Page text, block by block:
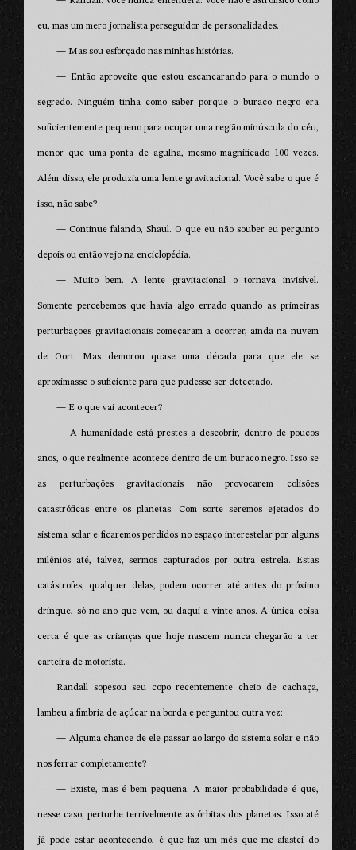
eu, mas um mero jornalista perseguidor de personalidades.
— Mas sou esforçado nas minhas histórias.
— Então aproveite que estou escancarando para o mundo o
segredo. Ninguém tinha como saber porque o buraco negro era
suficientemente pequeno para ocupar uma região minúscula do céu,
menor que uma ponta de agulha, mesmo magnificado 100 vezes.
Além disso, ele produzia uma lente gravitacional. Você sabe o que é
isso, não sabe?
— Continue falando, Shaul. O que eu não souber eu pergunto
depois ou então vejo na enciclopédia.
— Muito bem. A lente gravitacional o tornava invisível.
Somente percebemos que havia algo errado quando as primeiras
perturbações gravitacionais começaram a ocorrer, ainda na nuvem
de Oort. Mas demorou quase uma década para que ele se
aproximasse o suficiente para que pudesse ser detectado.
— E o que vai acontecer?
— A humanidade está prestes a descobrir, dentro de poucos
anos, o que realmente acontece dentro de um buraco negro. Isso se
as perturbações gravitacionais não provocarem colisões
catastróficas entre os planetas. Com sorte seremos ejetados do
sistema solar e ficaremos perdidos no espaço interestelar por alguns
milênios até, talvez, sermos capturados por outra estrela. Estas
catástrofes, qualquer delas, podem ocorrer até antes do próximo
drinque, só no ano que vem, ou daqui a vinte anos. A única coisa
certa é que as crianças que hoje nascem nunca chegarão a ter
carteira de motorista.
Randall sopesou seu copo recentemente cheio de cachaça,
lambeu a fímbria de açúcar na borda e perguntou outra vez:
— Alguma chance de ele passar ao largo do sistema solar e não
nos ferrar completamente?
— Existe, mas é bem pequena. A maior probabilidade é que,
nesse caso, perturbe terrivelmente as órbitas dos planetas. Isso até
já pode estar acontecendo, é que faz um mês que me afastei do